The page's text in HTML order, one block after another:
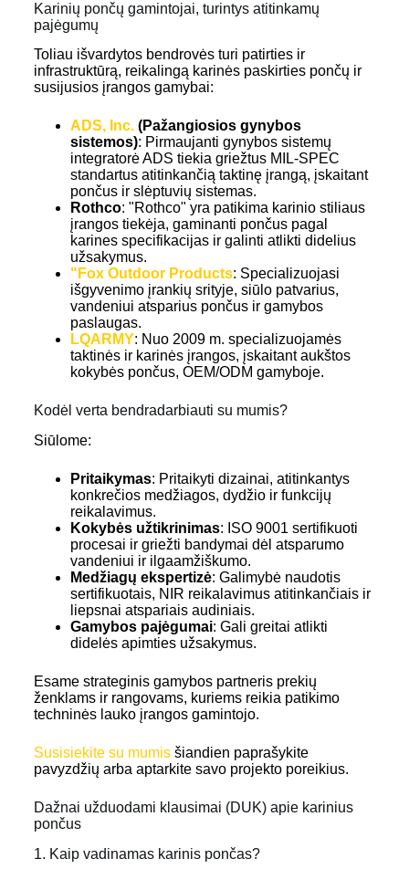
Karinių pončų gamintojai, turintys atitinkamų
pajėgumų
Toliau išvardytos bendrovės turi patirties ir
infrastruktūrą, reikalingą karinės paskirties pončų ir
susijusios įrangos gamybai:
ADS, Inc.(Pažangiosios gynybos
sistemos): Pirmaujanti gynybos sistemų
integratorė ADS tiekia griežtus MIL-SPEC
standartus atitinkančią taktinę įrangą, įskaitant
pončus ir slėptuvių sistemas.
Rothco: "Rothco" yra patikima karinio stiliaus
įrangos tiekėja, gaminanti pončus pagal
karines specifikacijas ir galinti atlikti didelius
užsakymus.
"Fox Outdoor Products: Specializuojasi
išgyvenimo įrankių srityje, siūlo patvarius,
vandeniui atsparius pončus ir gamybos
paslaugas.
LQARMY: Nuo 2009 m. specializuojamės
taktinės ir karinės įrangos, įskaitant aukštos
kokybės pončus, OEM/ODM gamyboje.
Kodėl verta bendradarbiauti su mumis?
Siūlome:
Pritaikymas: Pritaikyti dizainai, atitinkantys
konkrečios medžiagos, dydžio ir funkcijų
reikalavimus.
Kokybės užtikrinimas: ISO 9001 sertifikuoti
procesai ir griežti bandymai dėl atsparumo
vandeniui ir ilgaamžiškumo.
Medžiagų ekspertizė: Galimybė naudotis
sertifikuotais, NIR reikalavimus atitinkančiais ir
liepsnai atspariais audiniais.
Gamybos pajėgumai: Gali greitai atlikti
didelės apimties užsakymus.
Esame strateginis gamybos partneris prekių
ženklams ir rangovams, kuriems reikia patikimo
techninės lauko įrangos gamintojo.
Susisiekite su mumisšiandien paprašykite
pavyzdžių arba aptarkite savo projekto poreikius.
Dažnai užduodami klausimai (DUK) apie karinius
pončus
1. Kaip vadinamas karinis pončas?